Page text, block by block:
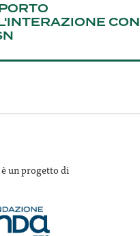
CON
un progetto di